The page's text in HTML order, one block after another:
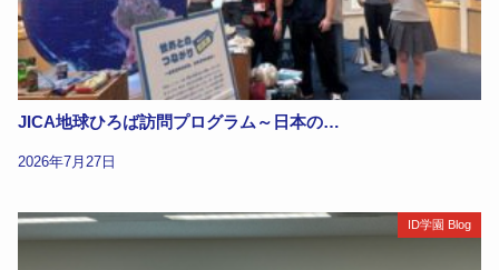
JICA地球ひろば訪問プログラム～日本の…
2026年7月27日
ID学園 Blog